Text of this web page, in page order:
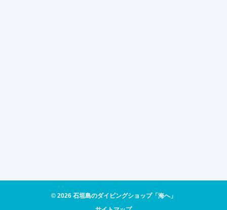
© 2026 石垣島のダイビングショップ「海へ」